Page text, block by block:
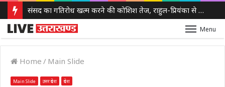
संसद का गतिरोध खत्म करने की कोशिश तेज, राहुल-प्रियंका से 50 मिनट मिले किरेन रिजिजू, कई अहम मुद्दों पर हुई चर्चा
Menu
Home / Main Slide
Main Slide उत्तर प्रदेश प्रदेश